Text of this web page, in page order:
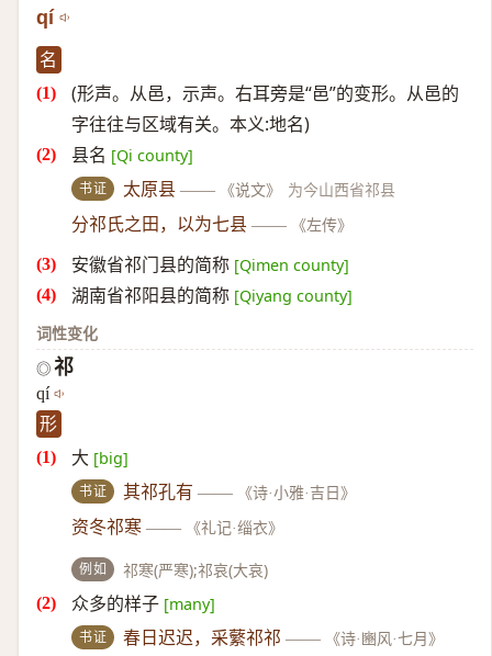
qí
名
(形声。从邑，示声。右耳旁是“邑”的变形。从邑的
字往往与区域有关。本义:地名)
县名 [Qi county]
书证 太原县 —— 《说文》 为今山西省祁县
分祁氏之田，以为七县 —— 《左传》
安徽省祁门县的简称 [Qimen county]
湖南省祁阳县的简称 [Qiyang county]
词性变化
◎ 祁
qí
形
大 [big]
书证 其祁孔有 —— 《诗·小雅·吉日》
资冬祁寒 —— 《礼记·缁衣》
例如 祁寒(严寒);祁哀(大哀)
众多的样子 [many]
书证 春日迟迟，采蘩祁祁 —— 《诗·豳风·七月》